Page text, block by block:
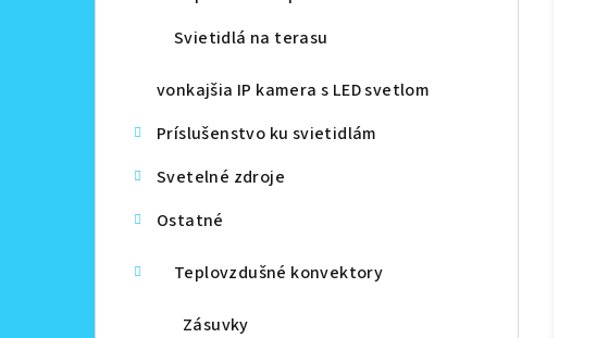
Svietidlá na terasu
vonkajšia IP kamera s LED svetlom
Príslušenstvo ku svietidlám
Svetelné zdroje
Ostatné
Teplovzdušné konvektory
Zásuvky